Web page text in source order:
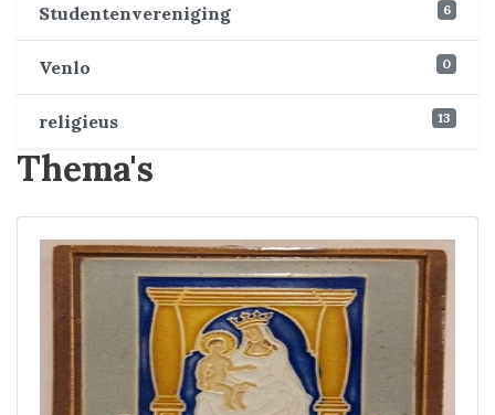
Studentenvereniging 6
Venlo 0
religieus 13
Thema's